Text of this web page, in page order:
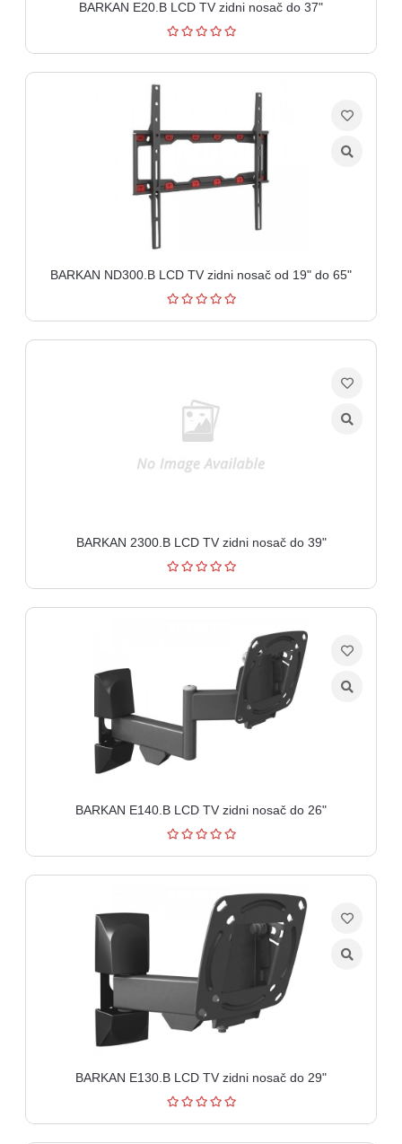
BARKAN E20.B LCD TV zidni nosač do 37"
BARKAN ND300.B LCD TV zidni nosač od 19" do 65"
BARKAN 2300.B LCD TV zidni nosač do 39"
BARKAN E140.B LCD TV zidni nosač do 26"
BARKAN E130.B LCD TV zidni nosač do 29"